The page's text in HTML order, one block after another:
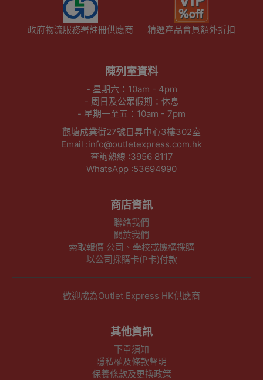
政府物流服務署註冊供應商 精選產品會員額外折扣
陳列室資料
- 星期六：10am - 4pm
- 周日及公眾假期：休息
- 星期一至五：10am - 7pm
觀塘成業街27號日昇中心3樓302室
Email :info@outletexpress.com.hk
查詢熱線 :3956 8117
WhatsApp :53694990
商店資訊
聯絡我們
關於我們
索取報價 公司、學校或機構採購
以公司採購卡(P卡)付款
歡迎成為Outlet Express HK供應商
其他資訊
下單須知
隱私權及條款聲明
保養條款及更換政策